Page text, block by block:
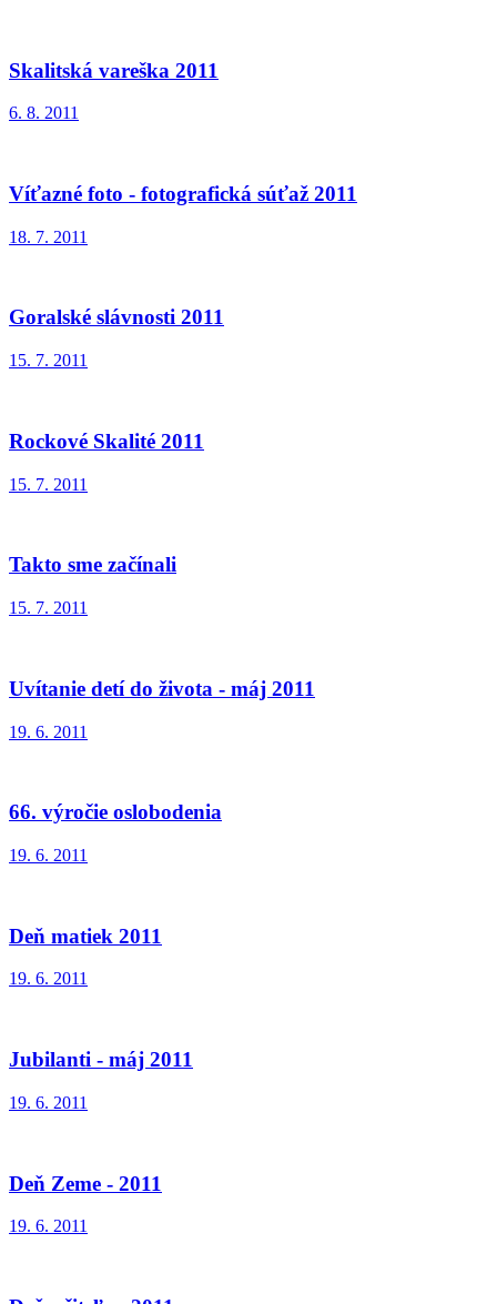
Skalitská vareška 2011
6. 8. 2011
Víťazné foto - fotografická súťaž 2011
18. 7. 2011
Goralské slávnosti 2011
15. 7. 2011
Rockové Skalité 2011
15. 7. 2011
Takto sme začínali
15. 7. 2011
Uvítanie detí do života - máj 2011
19. 6. 2011
66. výročie oslobodenia
19. 6. 2011
Deň matiek 2011
19. 6. 2011
Jubilanti - máj 2011
19. 6. 2011
Deň Zeme - 2011
19. 6. 2011